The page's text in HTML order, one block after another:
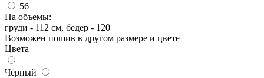
56
На объемы:
груди - 112 см, бедер - 120
Возможен пошив в другом размере и цвете
Цвета
Чёрный